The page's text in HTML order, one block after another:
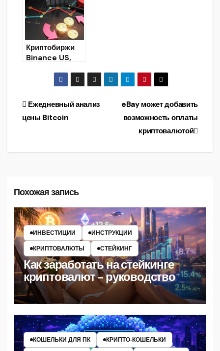
Криптобиржи
Binance US,
предлагают
самые низкие
комиссии на
спотовом
Навигация
по
записям
eBay может добавить
возможность оплаты
криптовалютой
Ежедневный анализ
цены Bitcoin
Похожая запись
ИНВЕСТИЦИИ
ИНСТРУКЦИИ
КРИПТОВАЛЮТЫ
СТЕЙКИНГ
Как заработать на стейкинге
криптовалют – руководство
КОШЕЛЬКИ ДЛЯ ПК
КРИПТО‑КОШЕЛЬКИ